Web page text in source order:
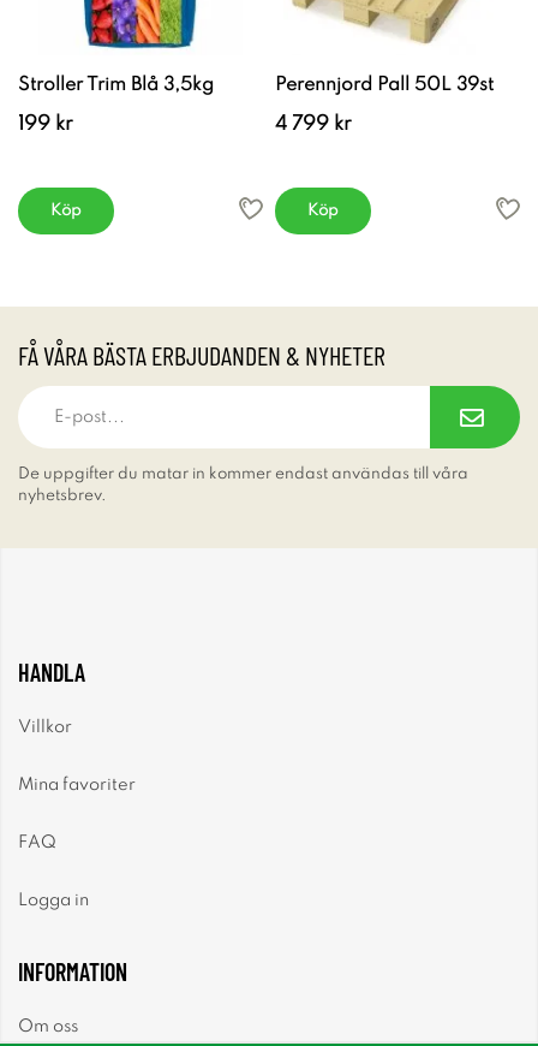
Stroller Trim Blå 3,5kg
199 kr
Köp
Perennjord Pall 50L 39st
4 799 kr
Köp
FÅ VÅRA BÄSTA ERBJUDANDEN & NYHETER
De uppgifter du matar in kommer endast användas till våra
nyhetsbrev.
HANDLA
Villkor
Mina favoriter
FAQ
Logga in
INFORMATION
Om oss